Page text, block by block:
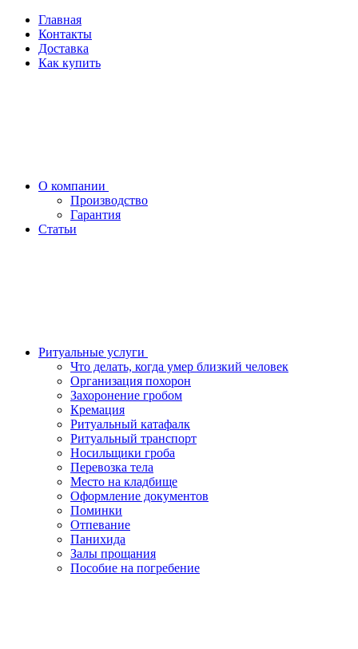
Главная
Контакты
Доставка
Как купить
О компании
Производство
Гарантия
Статьи
Ритуальные услуги
Что делать, когда умер близкий человек
Организация похорон
Захоронение гробом
Кремация
Ритуальный катафалк
Ритуальный транспорт
Носильщики гроба
Перевозка тела
Место на кладбище
Оформление документов
Поминки
Отпевание
Панихида
Залы прощания
Пособие на погребение